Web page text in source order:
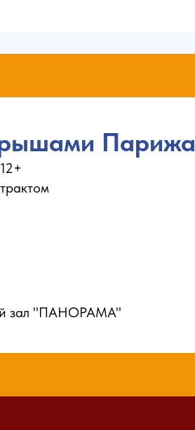
Парижа
зал "ПАНОРАМА"